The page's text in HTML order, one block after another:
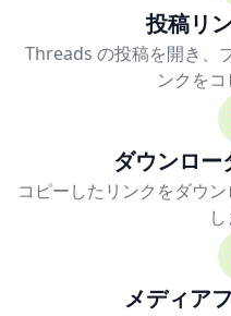
投稿リ
Threads の投稿を開き、
ンクをコ
ダウンロー
コピーしたリンクをダウ
し
メディア